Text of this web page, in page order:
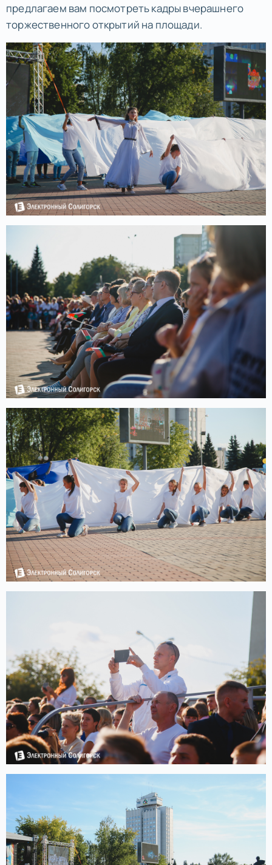
предлагаем вам посмотреть кадры вчерашнего
торжественного открытий на площади.